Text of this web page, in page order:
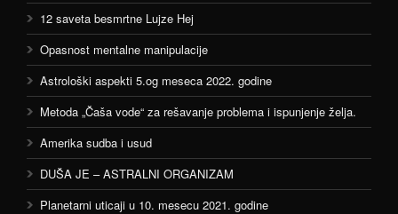
12 saveta besmrtne Lujze Hej
Opasnost mentalne manipulacije
Astrološki aspekti 5.og meseca 2022. godine
Metoda „Čaša vode“ za rešavanje problema i ispunjenje želja.
Amerika sudba i usud
DUŠA JE – ASTRALNI ORGANIZAM
Planetarni uticaji u 10. mesecu 2021. godine